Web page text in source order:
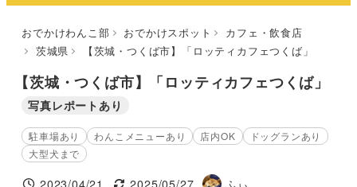
おでかけわんこ部 おでかけスポット
カフェ・飲食店
茨城県
【茨城・つくば市】「ロッティカフェつくば」
【茨城・つくば市】「ロッティカフェつくば」
写真レポートあり
駐車場あり わんこメニューあり 店内OK
ドッグランあり
大型犬まで
2023/04/21 2025/05/27
ふぃ